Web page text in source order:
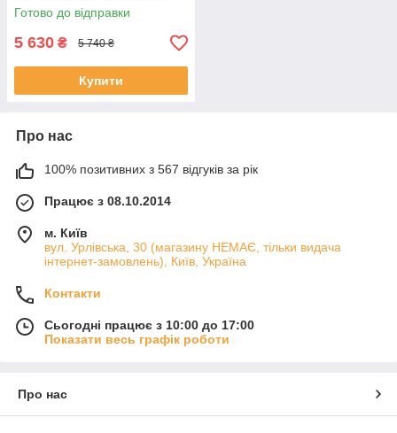
Готово до відправки
5 630 ₴ 5 740 ₴
Купити
Про нас
100% позитивних з 567 відгуків за рік
Працює з 08.10.2014
м. Київ
вул. Урлівська, 30 (магазину НЕМАЄ, тільки видача
інтернет-замовлень), Київ, Україна
Контакти
Сьогодні працює з 10:00 до 17:00
Показати весь графік роботи
Про нас